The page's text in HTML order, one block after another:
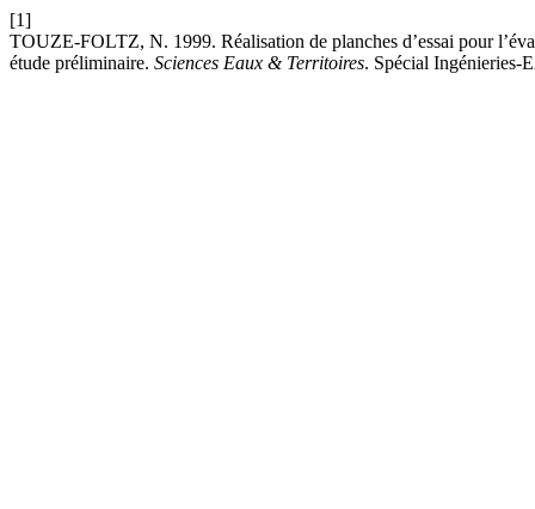
[1]
TOUZE-FOLTZ, N. 1999. Réalisation de planches d’essai pour
étude préliminaire. Sciences Eaux & Territoires. Spécial Ingénieries-